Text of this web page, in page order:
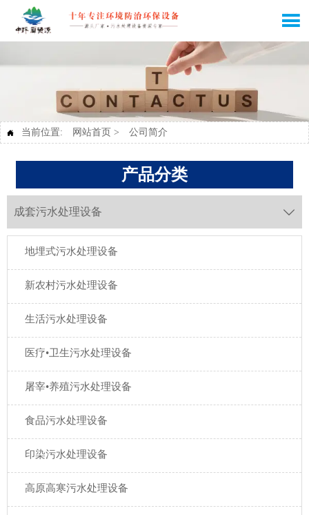

 当前位置: 网站首页 > 公司简介
产品分类
成套污水处理设备 
地埋式污水处理设备
新农村污水处理设备
生活污水处理设备
医疗•卫生污水处理设备
屠宰•养殖污水处理设备
食品污水处理设备
印染污水处理设备
高原高寒污水处理设备